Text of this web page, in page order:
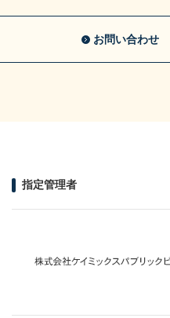
お問い合わせ
指定管理者